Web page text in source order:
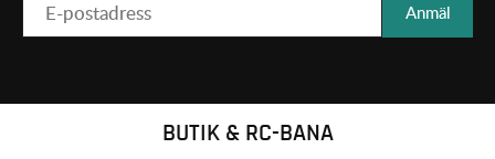
Anmäl
BUTIK & RC-BANA